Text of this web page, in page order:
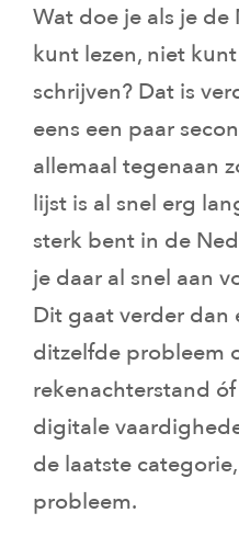
Wat doe je als je
kunt lezen, niet
schrijven? Dat is
eens een paar
allemaal tegenaan
lijst is al snel erg
sterk bent in de
je daar al snel aan
Dit gaat verder dan
ditzelfde probleem
rekenachterstand
digitale
de laatste
probleem.